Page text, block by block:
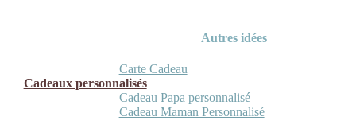
Autres idées
Carte Cadeau
Cadeaux personnalisés
Cadeau Papa personnalisé
Cadeau Maman Personnalisé